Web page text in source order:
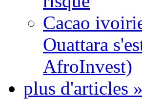
Cacao
Ouattara
AfroInvest)
plus d'articles »